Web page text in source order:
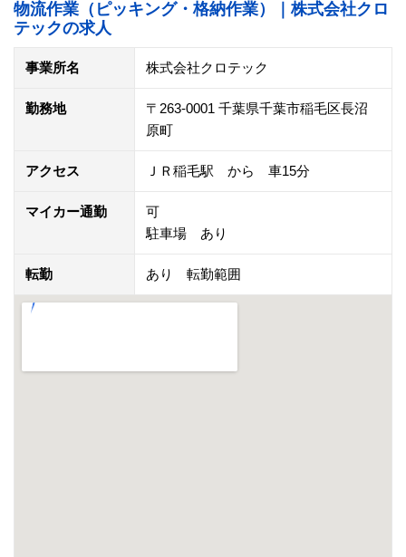
物流作業（ピッキング・格納作業）｜株式会社クロ
テックの求人
事業所名 株式会社クロテック
勤務地
〒263-0001 千葉県千葉市稲毛区長沼
原町
アクセス ＪＲ稲毛駅 から 車15分
マイカー通勤
可
駐車場 あり
転勤 あり 転勤範囲